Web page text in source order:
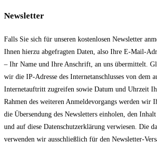
Newsletter
Falls Sie sich für unseren kostenlosen Newsletter
Ihnen hierzu abgefragten Daten, also Ihre E-Mail-
– Ihr Name und Ihre Anschrift, an uns übermittelt.
wir die IP-Adresse des Internetanschlusses von dem
Internetauftritt zugreifen sowie Datum und Uhrzeit
Rahmen des weiteren Anmeldevorgangs werden
die Übersendung des Newsletters einholen, den
und auf diese Datenschutzerklärung verwiesen. Die
verwenden wir ausschließlich für den Newsletter-